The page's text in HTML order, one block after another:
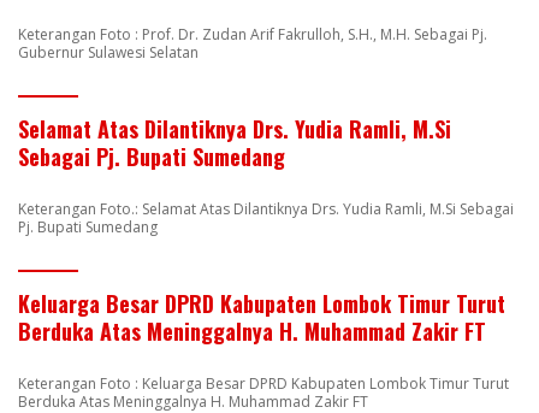
Keterangan Foto : Prof. Dr. Zudan Arif Fakrulloh, S.H., M.H. Sebagai Pj.
Gubernur Sulawesi Selatan
Selamat Atas Dilantiknya Drs. Yudia Ramli, M.Si
Sebagai Pj. Bupati Sumedang
Keterangan Foto.: Selamat Atas Dilantiknya Drs. Yudia Ramli, M.Si Sebagai
Pj. Bupati Sumedang
Keluarga Besar DPRD Kabupaten Lombok Timur Turut
Berduka Atas Meninggalnya H. Muhammad Zakir FT
Keterangan Foto : Keluarga Besar DPRD Kabupaten Lombok Timur Turut
Berduka Atas Meninggalnya H. Muhammad Zakir FT